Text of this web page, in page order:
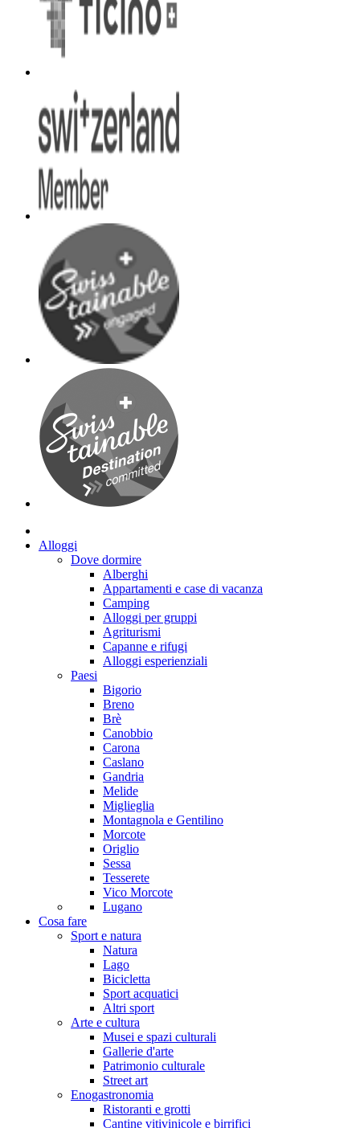
Alloggi
Dove dormire
Alberghi
Appartamenti e case di vacanza
Camping
Alloggi per gruppi
Agriturismi
Capanne e rifugi
Alloggi esperienziali
Paesi
Bigorio
Breno
Brè
Canobbio
Carona
Caslano
Gandria
Melide
Miglieglia
Montagnola e Gentilino
Morcote
Origlio
Sessa
Tesserete
Vico Morcote
Lugano
Cosa fare
Sport e natura
Natura
Lago
Bicicletta
Sport acquatici
Altri sport
Arte e cultura
Musei e spazi culturali
Gallerie d'arte
Patrimonio culturale
Street art
Enogastronomia
Ristoranti e grotti
Cantine vitivinicole e birrifici